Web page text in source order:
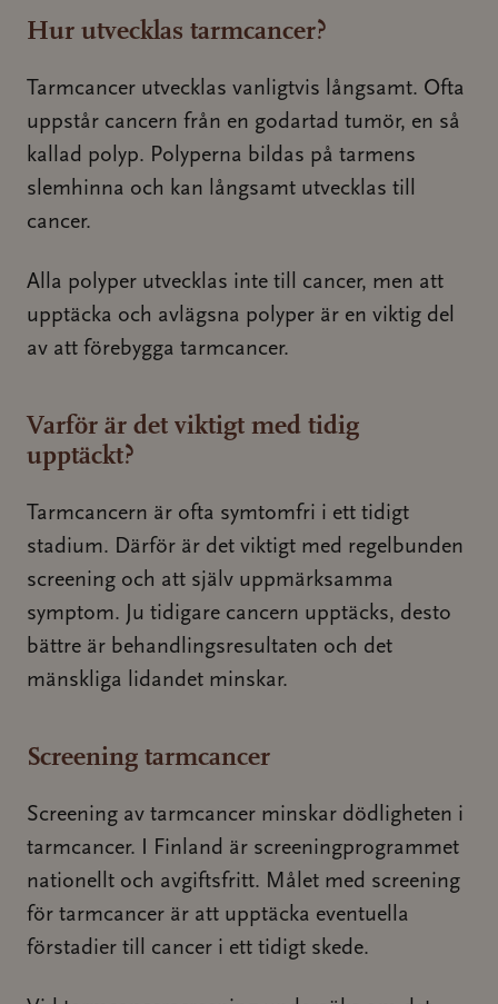
Hur utvecklas tarmcancer?
Tarmcancer utvecklas vanligtvis långsamt. Ofta
uppstår cancern från en godartad tumör, en så
kallad polyp. Polyperna bildas på tarmens
slemhinna och kan långsamt utvecklas till
cancer.
Alla polyper utvecklas inte till cancer, men att
upptäcka och avlägsna polyper är en viktig del
av att förebygga tarmcancer.
Varför är det viktigt med tidig
upptäckt?
Tarmcancern är ofta symtomfri i ett tidigt
stadium. Därför är det viktigt med regelbunden
screening och att själv uppmärksamma
symptom. Ju tidigare cancern upptäcks, desto
bättre är behandlingsresultaten och det
mänskliga lidandet minskar.
Screening tarmcancer
Screening av tarmcancer minskar dödligheten i
tarmcancer. I Finland är screeningprogrammet
nationellt och avgiftsfritt. Målet med screening
för tarmcancer är att upptäcka eventuella
förstadier till cancer i ett tidigt skede.